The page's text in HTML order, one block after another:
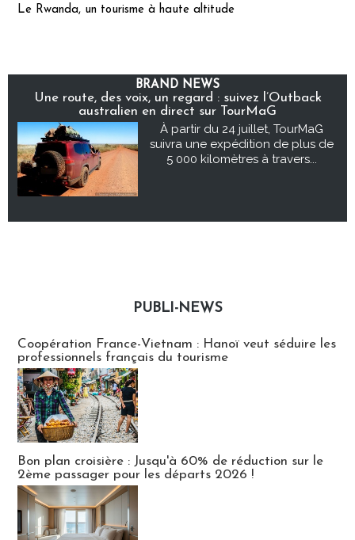
Le Rwanda, un tourisme à haute altitude
BRAND NEWS
Une route, des voix, un regard : suivez l’Outback
australien en direct sur TourMaG
À partir du 24 juillet, TourMaG
suivra une expédition de plus de
5 000 kilomètres à travers...
PUBLI-NEWS
Coopération France-Vietnam : Hanoï veut séduire les
professionnels français du tourisme
Bon plan croisière : Jusqu'à 60% de réduction sur le
2ème passager pour les départs 2026 !